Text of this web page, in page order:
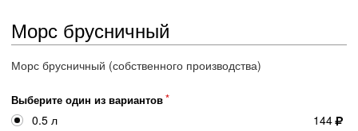
Морс брусничный
Морс брусничный (собственного производства)
Выберите один из вариантов
0.5 л 144